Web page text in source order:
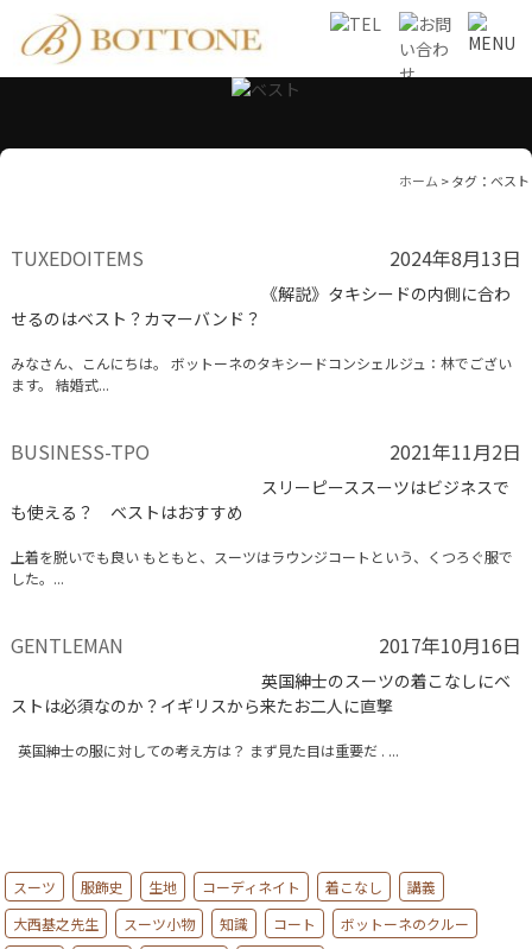
ホーム >タグ：ベスト
TUXEDOITEMS 2024年8月13日
《解説》タキシードの内側に合わ
せるのはベスト？カマーバンド？
みなさん、こんにちは。 ボットーネのタキシードコンシェルジュ：林でござい
ます。 結婚式...
BUSINESS-TPO 2021年11月2日
スリーピーススーツはビジネスで
も使える？ ベストはおすすめ
上着を脱いでも良い もともと、スーツはラウンジコートという、くつろぐ服で
した。...
GENTLEMAN 2017年10月16日
英国紳士のスーツの着こなしにベ
ストは必須なのか？イギリスから来たお二人に直撃
英国紳士の服に対しての考え方は？ まず見た目は重要だ . ...
スーツ 服飾史 生地 コーディネイト 着こなし
講義
大西基之先生
スーツ小物 知識 コート
ボットーネのクルー